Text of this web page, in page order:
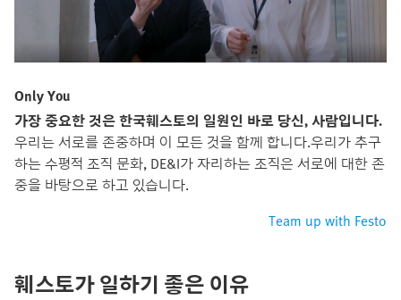
Only You
가장 중요한 것은 한국훼스토의 일원인 바로 당신, 사람입니다.
우리는 서로를 존중하며 이 모든 것을 함께 합니다.우리가 추구
하는 수평적 조직 문화, DE&I가 자리하는 조직은 서로에 대한 존
중을 바탕으로 하고 있습니다.
Team up with Festo
훼스토가 일하기 좋은 이유